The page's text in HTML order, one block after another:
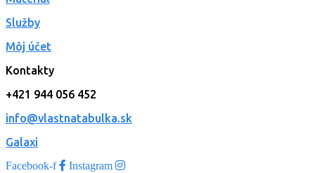
Služby
Môj účet
Kontakty
+421 944 056 452
info@vlastnatabulka.sk
Galaxi
Facebook-f Instagram